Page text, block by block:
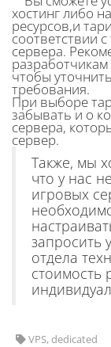
хостинг либо
ресурсов,и
соответствии
сервера.
чтобы
требования.
При выборе
забывать и о
сервера,
сервер.
Также, мы
что у нас
игровых
запросить
отдела
стоимость
VPS, dedicated